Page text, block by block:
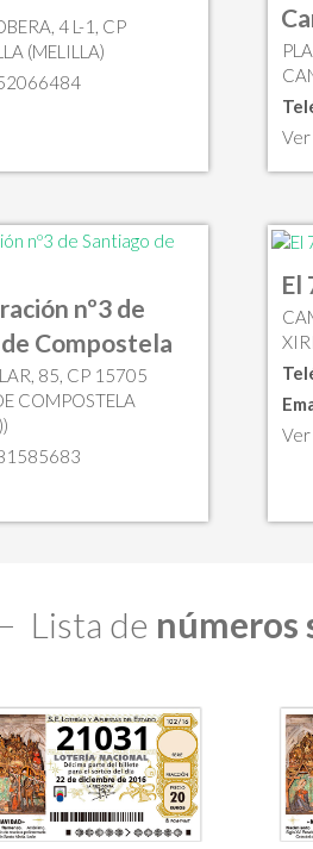
4 L-1, CP
(MELILLA)
nº3 de
Compostela
85, CP 15705
COMPOSTELA
El
Lista de números
21031